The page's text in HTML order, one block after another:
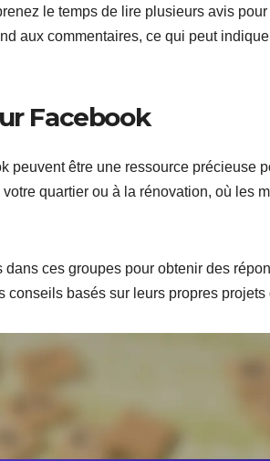
le temps de lire plusieurs avis
aux commentaires, ce qui peut
Facebook
peuvent être une ressource précieuse
quartier ou à la rénovation, où les
ces groupes pour obtenir des
conseils basés sur leurs propres projets